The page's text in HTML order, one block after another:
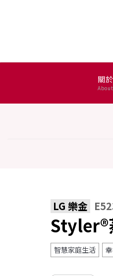
Styler®蒸氣電
關
LG 樂金
Styler®
智慧家庭生活